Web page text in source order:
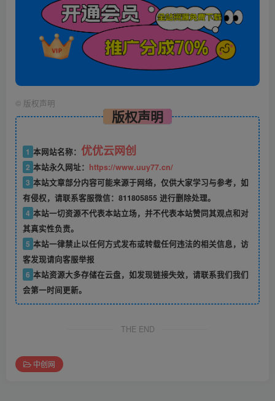
© 版权声明
版权声明
1 本网站名称： 优优云网创
2 本站永久网址： https://www.uuy77.cn/
3 本站文章部分内容可能来源于网络，仅供大家学习与参考，如
有侵权，请联系客服微信：811805855 进行删除处理。
4 本站一切资源不代表本站立场，并不代表本站赞同其观点和对
其真实性负责。
5 本站一律禁止以任何方式发布或转载任何违法的相关信息，访
客发现请向客服举报
6 本站资源大多存储在云盘，如发现链接失效，请联系我们我们
会第一时间更新。
THE END
中创网